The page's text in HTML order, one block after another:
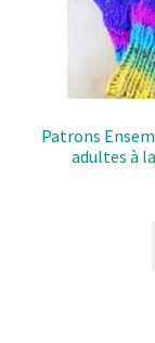
Patrons
adultes à